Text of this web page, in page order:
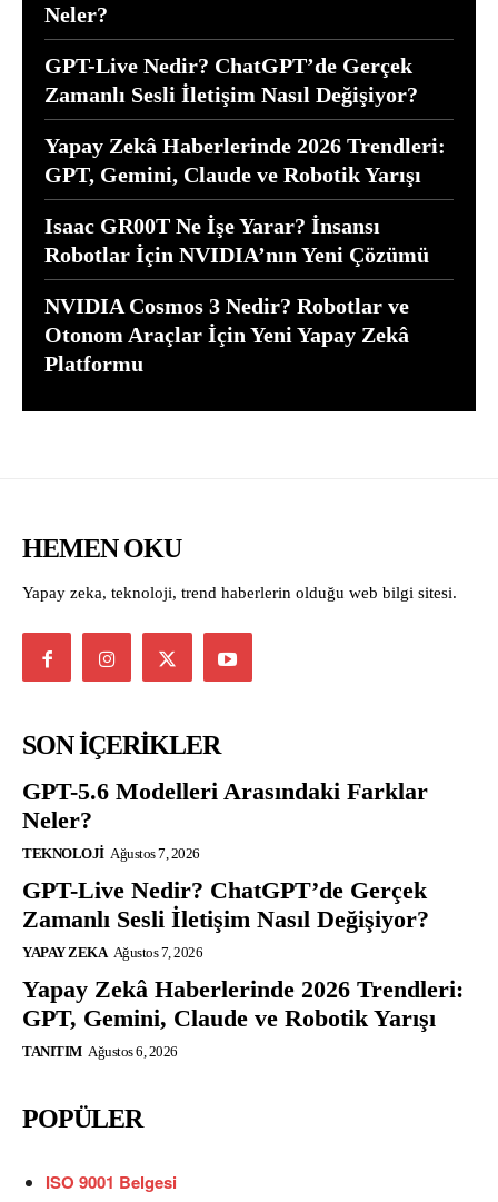
Neler?
GPT-Live Nedir? ChatGPT’de Gerçek
Zamanlı Sesli İletişim Nasıl Değişiyor?
Yapay Zekâ Haberlerinde 2026 Trendleri:
GPT, Gemini, Claude ve Robotik Yarışı
Isaac GR00T Ne İşe Yarar? İnsansı
Robotlar İçin NVIDIA’nın Yeni Çözümü
NVIDIA Cosmos 3 Nedir? Robotlar ve
Otonom Araçlar İçin Yeni Yapay Zekâ
Platformu
HEMEN OKU
Yapay zeka, teknoloji, trend haberlerin olduğu web bilgi sitesi.
SON İÇERİKLER
GPT-5.6 Modelleri Arasındaki Farklar
Neler?
TEKNOLOJI Ağustos 7, 2026
GPT-Live Nedir? ChatGPT’de Gerçek
Zamanlı Sesli İletişim Nasıl Değişiyor?
YAPAY ZEKA Ağustos 7, 2026
Yapay Zekâ Haberlerinde 2026 Trendleri:
GPT, Gemini, Claude ve Robotik Yarışı
TANITIM Ağustos 6, 2026
POPÜLER
ISO 9001 Belgesi